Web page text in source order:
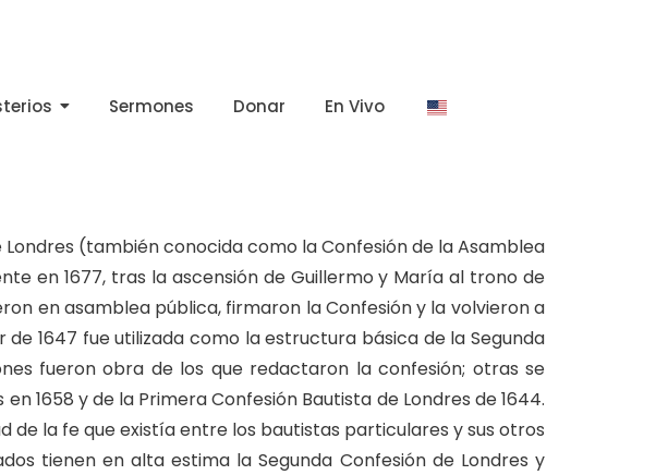
Sermones Donar En Vivo
(también conocida como la Confesión de la Asamblea
en 1677, tras la ascensión de Guillermo y María al trono de
en asamblea pública, firmaron la Confesión y la volvieron a
1647 fue utilizada como la estructura básica de la Segunda
fueron obra de los que redactaron la confesión; otras se
1658 y de la Primera Confesión Bautista de Londres de 1644.
la fe que existía entre los bautistas particulares y sus otros
tienen en alta estima la Segunda Confesión de Londres y